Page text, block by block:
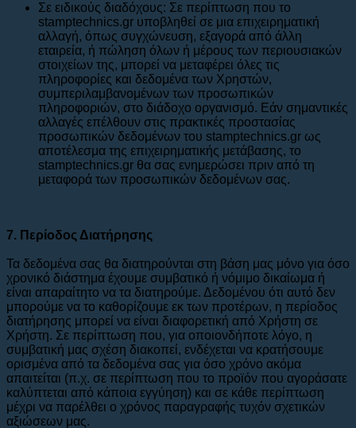
Σε ειδικούς διαδόχους: Σε περίπτωση που το
stamptechnics.gr υποβληθεί σε μια επιχειρηματική
αλλαγή, όπως συγχώνευση, εξαγορά από άλλη
εταιρεία, ή πώληση όλων ή μέρους των περιουσιακών
στοιχείων της, μπορεί να μεταφέρει όλες τις
πληροφορίες και δεδομένα των Χρηστών,
συμπεριλαμβανομένων των προσωπικών
πληροφοριών, στο διάδοχο οργανισμό. Εάν σημαντικές
αλλαγές επέλθουν στις πρακτικές προστασίας
προσωπικών δεδομένων του stamptechnics.gr ως
αποτέλεσμα της επιχειρηματικής μετάβασης, το
stamptechnics.gr θα σας ενημερώσει πριν από τη
μεταφορά των προσωπικών δεδομένων σας.
7. Περίοδος Διατήρησης
Τα δεδομένα σας θα διατηρούνται στη βάση μας μόνο για όσο
χρονικό διάστημα έχουμε συμβατικό ή νόμιμο δικαίωμα ή
είναι απαραίτητο να τα διατηρούμε. Δεδομένου ότι αυτό δεν
μπορούμε να το καθορίζουμε εκ των προτέρων, η περίοδος
διατήρησης μπορεί να είναι διαφορετική από Χρήστη σε
Χρήστη. Σε περίπτωση που, για οποιονδήποτε λόγο, η
συμβατική μας σχέση διακοπεί, ενδέχεται να κρατήσουμε
ορισμένα από τα δεδομένα σας για όσο χρόνο ακόμα
απαιτείται (π.χ. σε περίπτωση που το προϊόν που αγοράσατε
καλύπτεται από κάποια εγγύηση) και σε κάθε περίπτωση
μέχρι να παρέλθει ο χρόνος παραγραφής τυχόν σχετικών
αξιώσεων μας.